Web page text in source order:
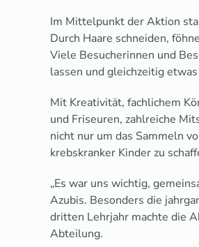
Im Mittelpunkt der Aktion
Durch Haare schneiden,
Viele Besucherinnen und
lassen und gleichzeitig
Mit Kreativität, fachlichem
und Friseuren, zahlreiche
nicht nur um das Sammeln
krebskranker Kinder zu
„Es war uns wichtig,
Azubis. Besonders die
dritten Lehrjahr machte die
Abteilung.